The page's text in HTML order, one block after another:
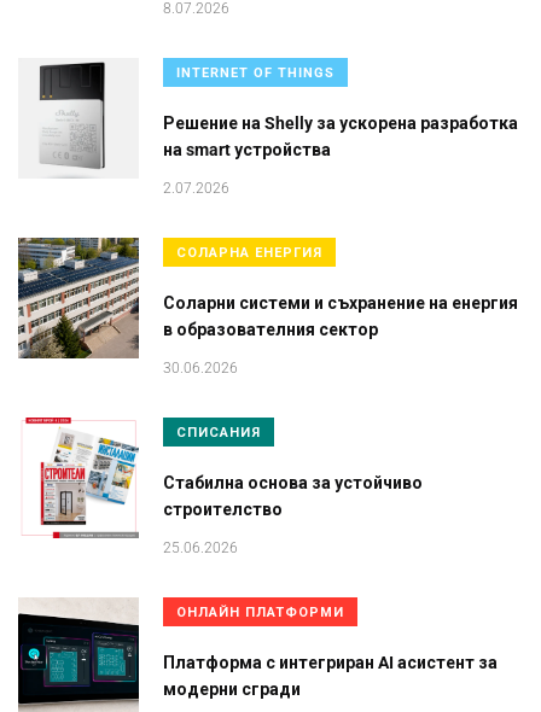
8.07.2026
INTERNET OF THINGS
Решение на Shelly за ускорена разработка
на smart устройства
2.07.2026
СОЛАРНА ЕНЕРГИЯ
Соларни системи и съхранение на енергия
в образователния сектор
30.06.2026
СПИСАНИЯ
Стабилна основа за устойчиво
строителство
25.06.2026
ОНЛАЙН ПЛАТФОРМИ
Платформа с интегриран AI асистент за
модерни сгради